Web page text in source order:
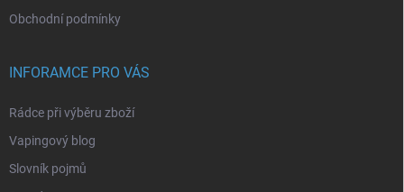
Obchodní podmínky
INFORAMCE PRO VÁS
Rádce při výběru zboží
Vapingový blog
Slovník pojmů